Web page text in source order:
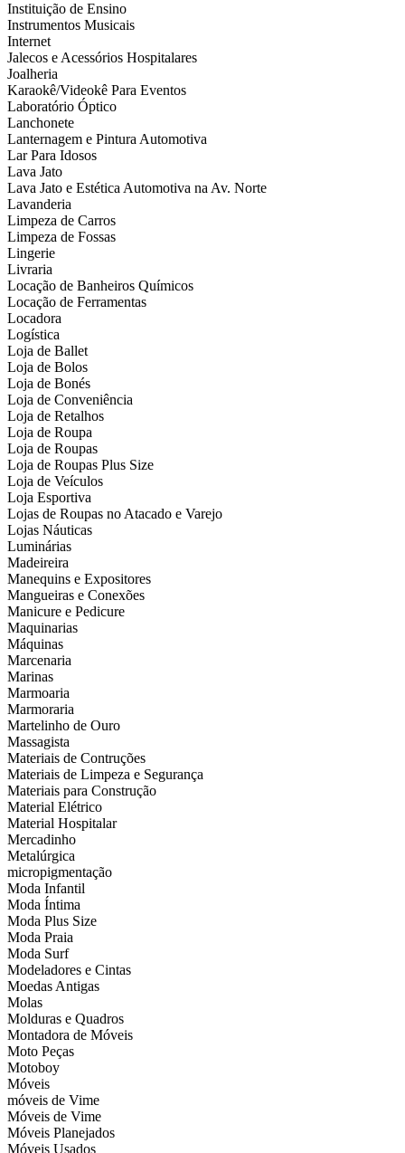
Instituição de Ensino
Instrumentos Musicais
Internet
Jalecos e Acessórios Hospitalares
Joalheria
Karaokê/Videokê Para Eventos
Laboratório Óptico
Lanchonete
Lanternagem e Pintura Automotiva
Lar Para Idosos
Lava Jato
Lava Jato e Estética Automotiva na Av. Norte
Lavanderia
Limpeza de Carros
Limpeza de Fossas
Lingerie
Livraria
Locação de Banheiros Químicos
Locação de Ferramentas
Locadora
Logística
Loja de Ballet
Loja de Bolos
Loja de Bonés
Loja de Conveniência
Loja de Retalhos
Loja de Roupa
Loja de Roupas
Loja de Roupas Plus Size
Loja de Veículos
Loja Esportiva
Lojas de Roupas no Atacado e Varejo
Lojas Náuticas
Luminárias
Madeireira
Manequins e Expositores
Mangueiras e Conexões
Manicure e Pedicure
Maquinarias
Máquinas
Marcenaria
Marinas
Marmoaria
Marmoraria
Martelinho de Ouro
Massagista
Materiais de Contruções
Materiais de Limpeza e Segurança
Materiais para Construção
Material Elétrico
Material Hospitalar
Mercadinho
Metalúrgica
micropigmentação
Moda Infantil
Moda Íntima
Moda Plus Size
Moda Praia
Moda Surf
Modeladores e Cintas
Moedas Antigas
Molas
Molduras e Quadros
Montadora de Móveis
Moto Peças
Motoboy
Móveis
móveis de Vime
Móveis de Vime
Móveis Planejados
Móveis Usados